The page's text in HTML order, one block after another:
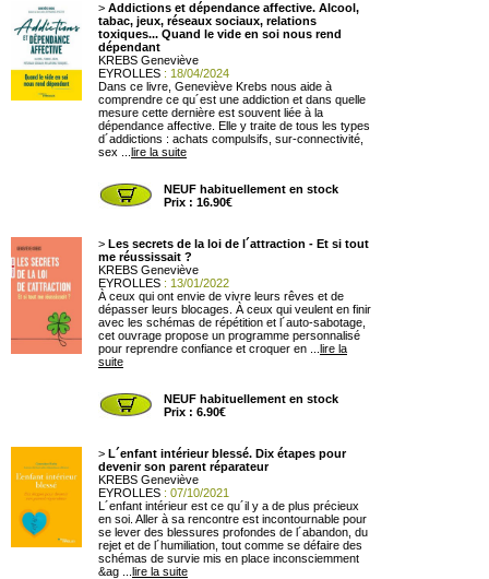
> Addictions et dépendance affective. Alcool,
tabac, jeux, réseaux sociaux, relations
toxiques... Quand le vide en soi nous rend
dépendant
KREBS Geneviève
EYROLLES : 18/04/2024
Dans ce livre, Geneviève Krebs nous aide à
comprendre ce qu´est une addiction et dans quelle
mesure cette dernière est souvent liée à la
dépendance affective. Elle y traite de tous les types
d´addictions : achats compulsifs, sur-connectivité,
sex ... lire la suite
NEUF habituellement en stock
Prix : 16.90€
> Les secrets de la loi de l´attraction - Et si tout
me réussissait ?
KREBS Geneviève
EYROLLES : 13/01/2022
À ceux qui ont envie de vivre leurs rêves et de
dépasser leurs blocages. À ceux qui veulent en finir
avec les schémas de répétition et l´auto-sabotage,
cet ouvrage propose un programme personnalisé
pour reprendre confiance et croquer en ... lire la
suite
NEUF habituellement en stock
Prix : 6.90€
> L´enfant intérieur blessé. Dix étapes pour
devenir son parent réparateur
KREBS Geneviève
EYROLLES : 07/10/2021
L´enfant intérieur est ce qu´il y a de plus précieux
en soi. Aller à sa rencontre est incontournable pour
se lever des blessures profondes de l´abandon, du
rejet et de l´humiliation, tout comme se défaire des
schémas de survie mis en place inconsciemment
&ag ... lire la suite